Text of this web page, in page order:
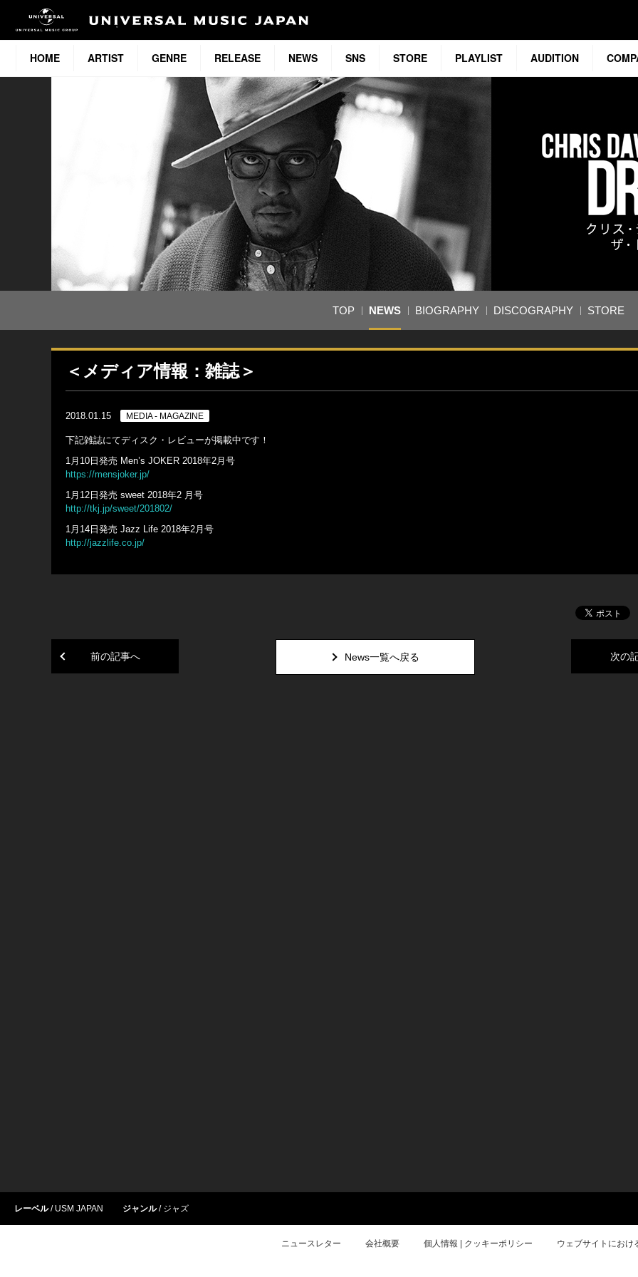
HOME ARTIST GENRE RELEASE NEWS SNS STORE PLAYLIST AUDITION
TOP NEWS BIOGRAPHY DISCOGRAPHY STORE
＜メディア情報：雑誌＞
2018.01.15 MEDIA - MAGAZINE
下記雑誌にてディスク・レビューが掲載中です！
1月10日発売 Men’s JOKER 2018年2月号
https://mensjoker.jp/
1月12日発売 sweet 2018年2 月号
http://tkj.jp/sweet/201802/
1月14日発売 Jazz Life 2018年2月号
http://jazzlife.co.jp/
前の記事へ 次の
News一覧へ戻る
レーベル USM JAPAN ジャンル ジャズ
ニュースレター 会社概要 個人情報 | クッキーポリシー ウェブサイトにおけ